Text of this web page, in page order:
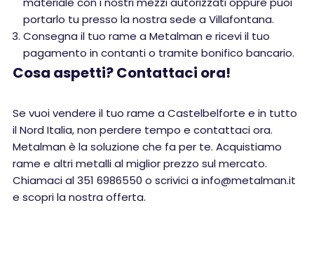
portarlo tu presso la nostra sede a Villafontana.
Consegna il tuo rame a Metalman e ricevi il tuo
pagamento in contanti o tramite bonifico bancario.
Cosa aspetti? Contattaci ora!
Se vuoi vendere il tuo rame a Castelbelforte e in tutto
il Nord Italia, non perdere tempo e contattaci ora.
Metalman è la soluzione che fa per te. Acquistiamo
rame e altri metalli al miglior prezzo sul mercato.
Chiamaci al 351 6986550 o scrivici a info@metalman.it
e scopri la nostra offerta.